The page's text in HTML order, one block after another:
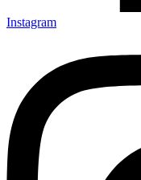
Instagram